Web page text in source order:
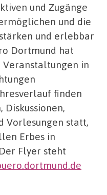
und Zugänge
und die
und erlebbar
Dortmund hat
in
finden
Diskussionen,
Vorlesungen statt,
Erbes in
Flyer steht